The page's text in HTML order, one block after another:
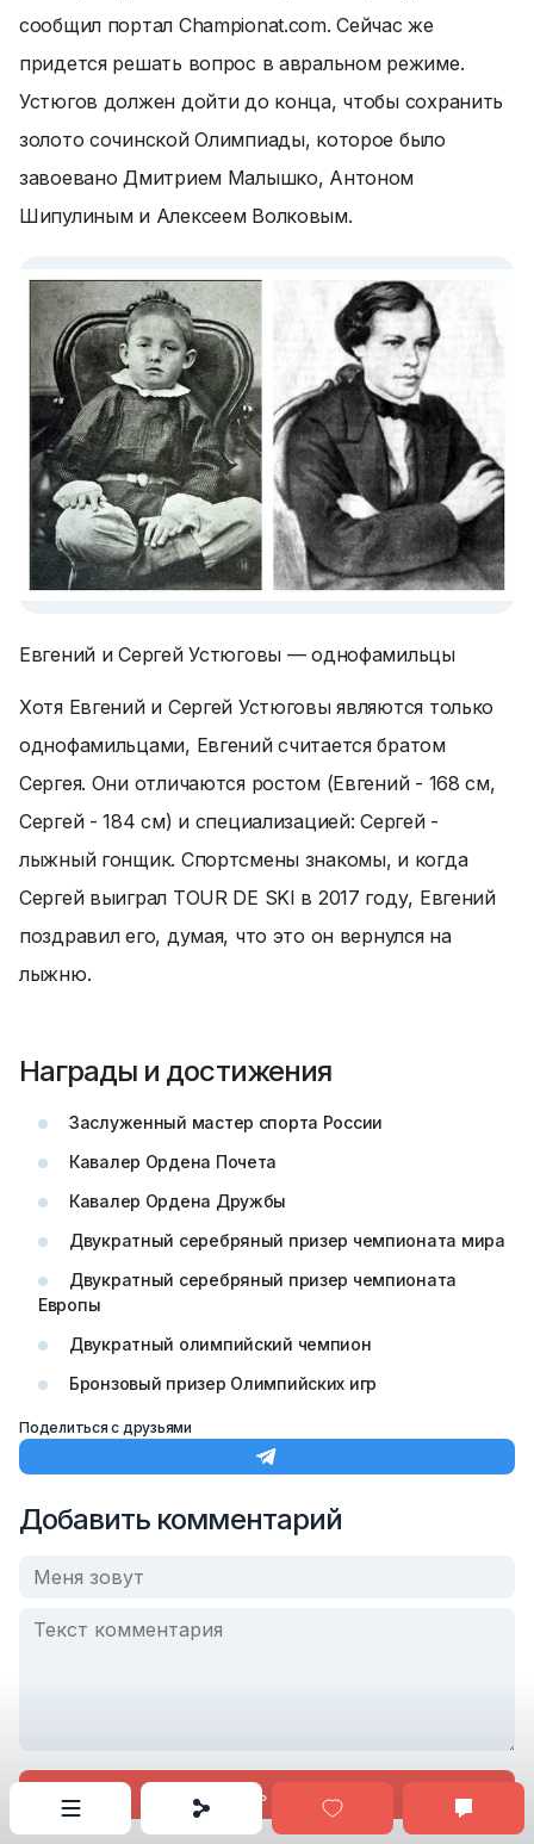
сообщил портал Championat.com. Сейчас же
придется решать вопрос в авральном режиме.
Устюгов должен дойти до конца, чтобы сохранить
золото сочинской Олимпиады, которое было
завоевано Дмитрием Малышко, Антоном
Шипулиным и Алексеем Волковым.
Евгений и Сергей Устюговы — однофамильцы
Хотя Евгений и Сергей Устюговы являются только
однофамильцами, Евгений считается братом
Сергея. Они отличаются ростом (Евгений - 168 см,
Сергей - 184 см) и специализацией: Сергей -
лыжный гонщик. Спортсмены знакомы, и когда
Сергей выиграл TOUR DE SKI в 2017 году, Евгений
поздравил его, думая, что это он вернулся на
лыжню.
Награды и достижения
Заслуженный мастер спорта России
Кавалер Ордена Почета
Кавалер Ордена Дружбы
Двукратный серебряный призер чемпионата мира
Двукратный серебряный призер чемпионата
Европы
Двукратный олимпийский чемпион
Бронзовый призер Олимпийских игр
Поделиться с друзьями
Добавить комментарий
Опубликовать комментарий